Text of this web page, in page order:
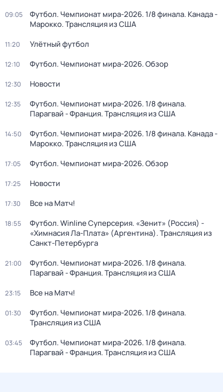
09:05
Футбол. Чемпионат мира-2026. 1/8 финала. Канада -
Марокко. Трансляция из США
11:20 Улётный футбол
12:10 Футбол. Чемпионат мира-2026. Обзор
12:30 Новости
12:35
Футбол. Чемпионат мира-2026. 1/8 финала.
Парагвай - Франция. Трансляция из США
14:50
Футбол. Чемпионат мира-2026. 1/8 финала. Канада -
Марокко. Трансляция из США
17:05 Футбол. Чемпионат мира-2026. Обзор
17:25 Новости
17:30 Все на Матч!
18:55
Футбол. Winline Суперсерия. «Зенит» (Россия) -
«Химнасия Ла-Плата» (Аргентина). Трансляция из
Санкт-Петербурга
21:00
Футбол. Чемпионат мира-2026. 1/8 финала.
Парагвай - Франция. Трансляция из США
23:15 Все на Матч!
01:30
Футбол. Чемпионат мира-2026. 1/8 финала.
Трансляция из США
03:45
Футбол. Чемпионат мира-2026. 1/8 финала.
Парагвай - Франция. Трансляция из США